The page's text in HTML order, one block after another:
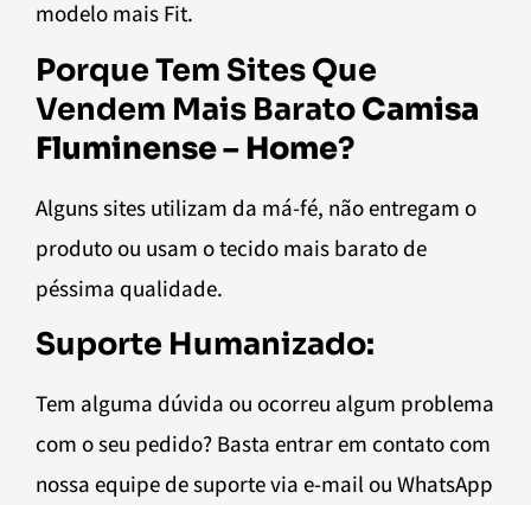
modelo mais Fit.
Porque Tem Sites Que
Vendem Mais BaratoCamisa
Fluminense – Home?
Alguns sites utilizam da má-fé, não entregam o
produto ou usam o tecido mais barato de
péssima qualidade.
Suporte Humanizado:
Tem alguma dúvida ou ocorreu algum problema
com o seu pedido? Basta entrar em contato com
nossa equipe de suporte via e-mail ou WhatsApp